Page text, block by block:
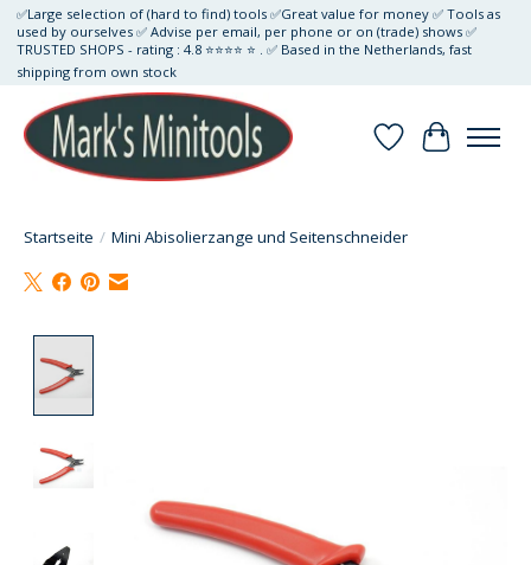
✅Large selection of (hard to find) tools ✅Great value for money ✅ Tools as
used by ourselves ✅ Advise per email, per phone or on (trade) shows ✅
TRUSTED SHOPS - rating : 4.8 ⭐⭐⭐⭐ ⭐ . ✅ Based in the Netherlands, fast
shipping from own stock
Wunschzettel
Ihr
Startseite / Mini Abisolierzange und Seitenschneider